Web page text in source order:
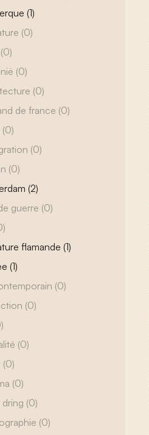
(1)
(0)
(0)
(0)
(0)
de france (0)
(0)
(0)
(0)
(2)
guerre (0)
flamande (1)
(1)
(0)
(0)
(0)
(0)
(0)
dring (0)
(0)